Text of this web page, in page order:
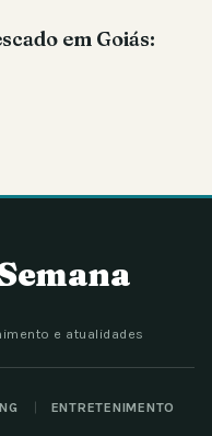
em Goiás:
e atualidades
ENTRETENIMENTO